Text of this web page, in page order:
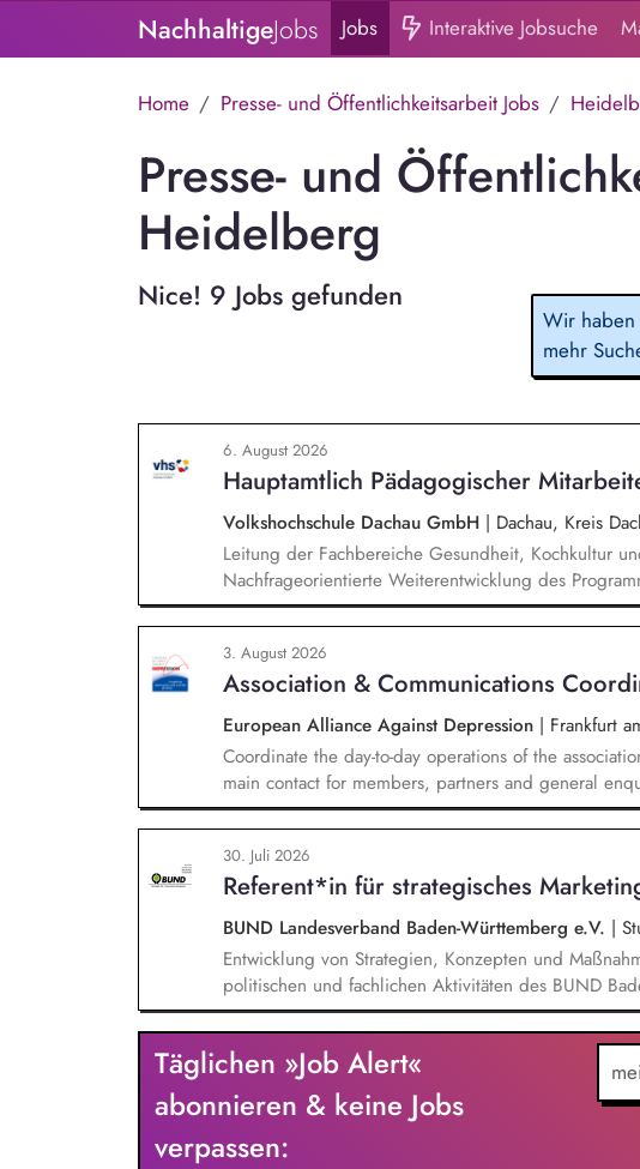
NachhaltigeJobs Jobs Interaktive Jobsuche
Home Presse- und Öffentlichkeitsarbeit Jobs
Presse- und
Heidelberg
Nice! 9 Jobs gefunden
Wir haben
mehr
6. August 2026
Hauptamtlich Pädagogischer
Volkshochschule Dachau GmbH | Dachau, Kreis
Leitung der Fachbereiche Gesundheit, Kochkultur
Nachfrageorientierte Weiterentwicklung des
inhaltliche Entwicklung des Profils und Organisation
Kursleitenden sowie deren methodische und
sowie betriebswirtschaftliche Planung in den
Marketing, Presse- und Öffentlichkeitsarbeit.
3. August 2026
Association & Communications
European Alliance Against Depression | Frankfurt
Coordinate the day-to-day operations of the
main contact for members, partners and general
by organising meetings, preparing documents and
the association's website, newsletters and social
communication activities. Coordinate and develop
30. Juli 2026
Referent*in für strategisches
BUND Landesverband Baden-Württemberg e.V. |
Entwicklung von Strategien, Konzepten und
politischen und fachlichen Aktivitäten des BUND
Unterstützung und Qualifizierung der Haupt- und
Verbesserung der öffentlichen Sichtbarkeit des
BUND-Auftritts bei Veranstaltungen, Aktionen u.ä.
Täglichen »Job Alert«
abonnieren & keine Jobs
verpassen: